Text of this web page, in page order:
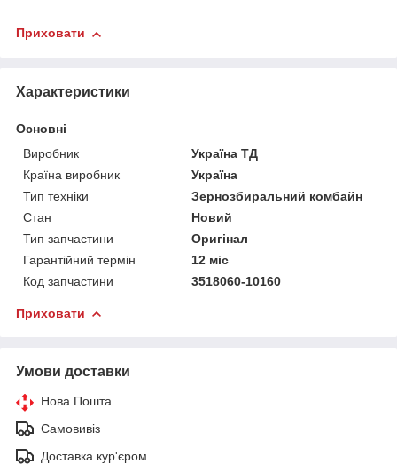
Приховати
Характеристики
Основні
Виробник
Україна ТД
Країна виробник
Україна
Тип техніки
Зернозбиральний комбайн
Стан
Новий
Тип запчастини
Оригінал
Гарантійний термін
12 міс
Код запчастини
3518060-10160
Приховати
Умови доставки
Нова Пошта
Самовивіз
Доставка кур'єром